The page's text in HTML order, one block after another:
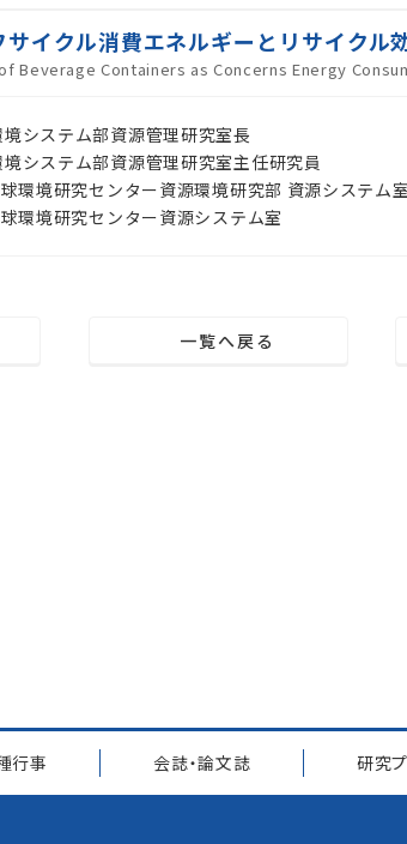
イクル消費エネルギーとリサイクル
Beverage Containers as Concerns Energy
システム部資源管理研究室長
システム部資源管理研究室主任研究員
環境研究センター資源環境研究部 資源システム
環境研究センター資源システム室
一覧へ戻る
行事 会誌・論文誌 研究